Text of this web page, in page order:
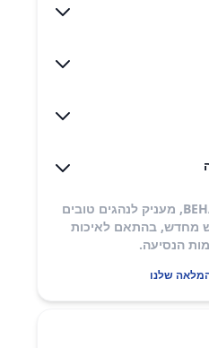
ביטוח רכב עם כלל BEHAVE, מעניק לנהגים טובים
מחדש, בהתאם לאיכות
הנסיעה.
שלנו